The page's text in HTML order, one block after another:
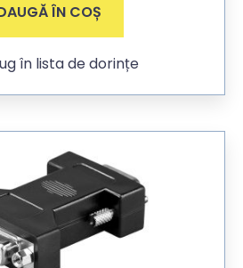
ÎN COȘ
în lista de dorințe